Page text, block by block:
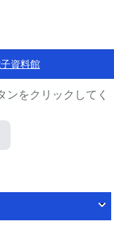
資料館
ンをクリックしてく